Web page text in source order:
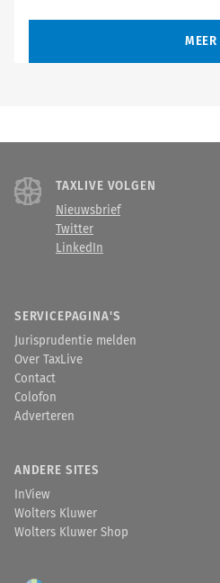
MEER
TAXLIVE VOLGEN
Nieuwsbrief
Twitter
LinkedIn
SERVICEPAGINA'S
Jurisprudentie melden
Over TaxLive
Contact
Colofon
Adverteren
ANDERE SITES
InView
Wolters Kluwer
Wolters Kluwer Shop